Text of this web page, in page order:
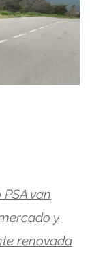
van
y
renovada